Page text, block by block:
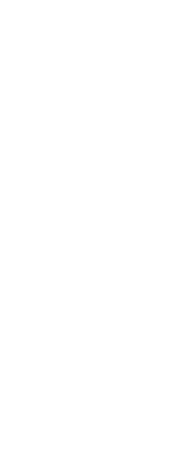
ein Verhör und
Im Gegensatz
weniger
inzwischen